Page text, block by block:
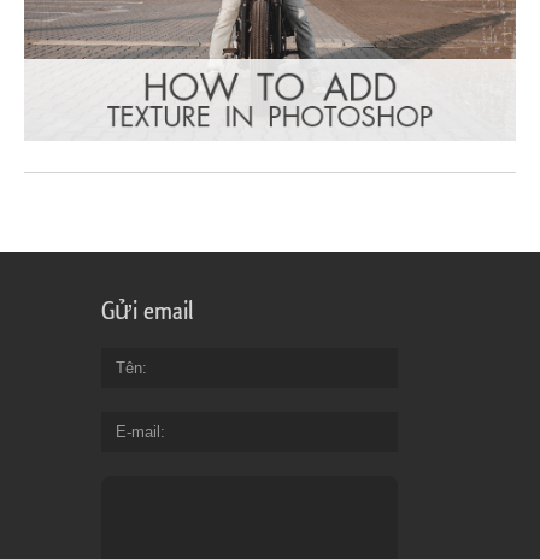
Gửi email
Tên
E-mail